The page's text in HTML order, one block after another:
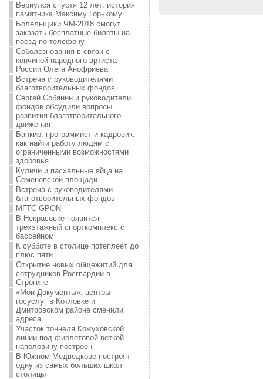
Вернулся спустя 12 лет: история
памятника Максиму Горькому
Болельщики ЧМ-2018 смогут
заказать бесплатные билеты на
поезд по телефону
Соболезнования в связи с
кончиной народного артиста
России Олега Анофриева
Встреча с руководителями
благотворительных фондов
Сергей Собянин и руководители
фондов обсудили вопросы
развития благотворительного
движения
Банкир, программист и кадровик:
как найти работу людям с
ограниченными возможностями
здоровья
Куличи и пасхальные яйца на
Семеновской площади
Встреча с руководителями
благотворительных фондов
МГТС GPON
В Некрасовке появится
трехэтажный спорткомплекс с
бассейном
К субботе в столице потеплеет до
плюс пяти
Открытие новых общежитий для
сотрудников Росгвардии в
Строгине
«Мои Документы»: центры
госуслуг в Котловке и
Дмитровском районе сменили
адреса
Участок тоннеля Кожуховской
линии под фиолетовой веткой
наполовину построен
В Южном Медведкове построят
одну из самых больших школ
столицы